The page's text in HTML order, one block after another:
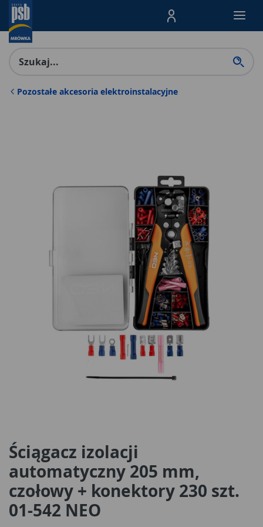
Menu Produktów,
Pozostałe akcesoria elektroinstalacyjne
Ściągacz izolacji
automatyczny 205 mm,
czołowy + konektory 230 szt.
01-542 NEO